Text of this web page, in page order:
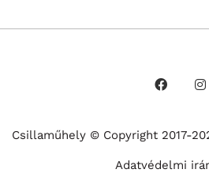
Csillaműhely © Copyright 2017-
Adatvédelmi